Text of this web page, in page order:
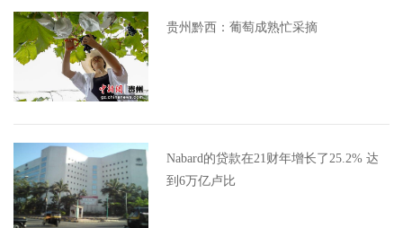
贵州黔西：葡萄成熟忙采摘
Nabard的贷款在21财年增长了25.2% 达
到6万亿卢比